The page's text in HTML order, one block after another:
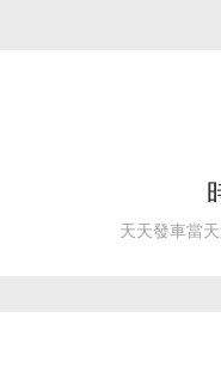
天天發車當